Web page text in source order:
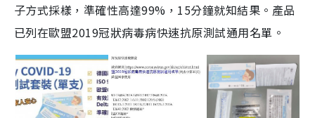
子方式採樣，準確性高達99%，15分鐘就知結果。產品
已列在歐盟2019冠狀病毒病快速抗原測試通用名單。